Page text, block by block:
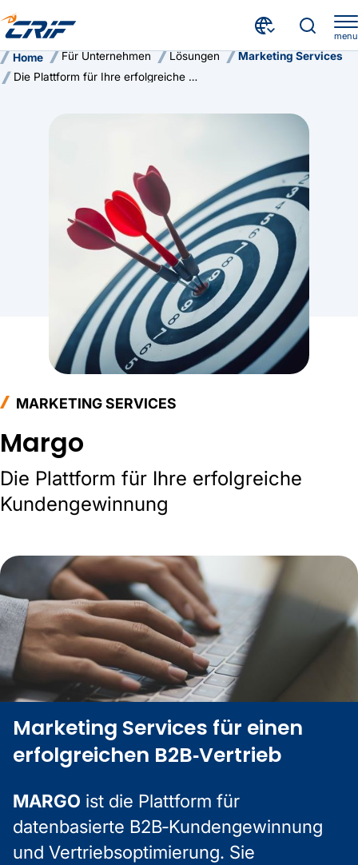
menu
Home Für Unternehmen Lösungen
Marketing Services
Die Plattform für Ihre erfolgreiche Kundengewinnung
MARKETING SERVICES
Margo
Die Plattform für Ihre erfolgreiche
Kundengewinnung
Marketing Services für einen
erfolgreichen B2B‑Vertrieb
MARGO ist die Plattform für
datenbasierte B2B‑Kundengewinnung
und Vertriebsoptimierung. Sie